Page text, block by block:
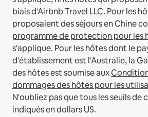
biais d'Airbnb Travel LLC. Pour les
proposaient des séjours en Chine
programme de protection pour les
s'applique. Pour les hôtes dont le
d'établissement est l'Australie, la
des hôtes est soumise aux
dommages des hôtes pour les
N'oubliez pas que tous les seuils de
indiqués en dollars US.